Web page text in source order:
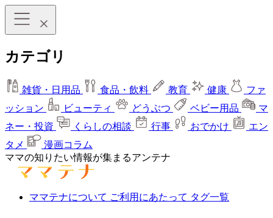
カテゴリ
雑貨・日用品 食品・飲料 教育 健康
ファ
ッション
ビューティ どうぶつ ベビー用品
マ
ネー・投資
くらしの相談 行事 おでかけ
エン
タメ
漫画コラム
ママの知りたい情報が集まるアンテナ
ママテナについて ご利用にあたって タグ一覧